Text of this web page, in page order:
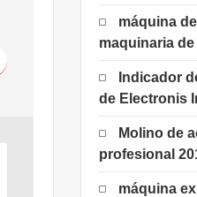
máquina
maquinaria
Indicador
de Electronis
Molino de
profesional
máquina